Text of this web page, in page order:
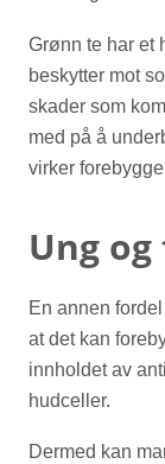
Grønn te har et
beskytter mot
skader som
med på å
virker
Ung
En annen
at det kan
innholdet av
hudceller.
Dermed kan